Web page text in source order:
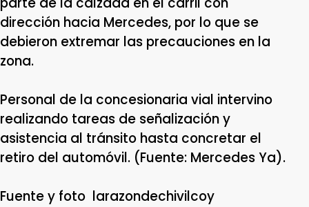
dirección hacia Mercedes, por lo que se
debieron extremar las precauciones en la
zona.
Personal de la concesionaria vial intervino
realizando tareas de señalización y
asistencia al tránsito hasta concretar el
retiro del automóvil. (Fuente: Mercedes Ya).
Fuente y foto larazondechivilcoy